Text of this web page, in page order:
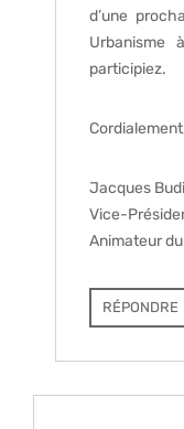
d’une
Urbanisme
participiez.
Jacques
Vice-
Animateur
RÉPONDRE